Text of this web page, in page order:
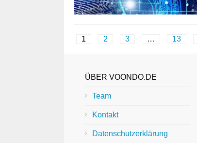
1 2 3 … 13
ÜBER VOONDO.DE
Team
Kontakt
Datenschutzerklärung